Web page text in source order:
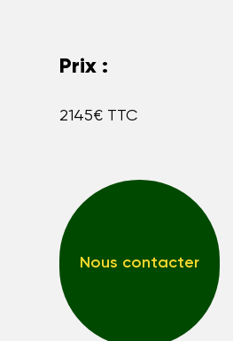
Prix :
2145€ TTC
Nous contacter